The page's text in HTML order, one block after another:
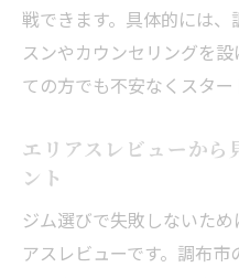
戦できます。具体的には
スンやカウンセリングを
ての方でも不安なくスター
エリアスレビューから
ント
ジム選びで失敗しないた
アスレビューです。調布